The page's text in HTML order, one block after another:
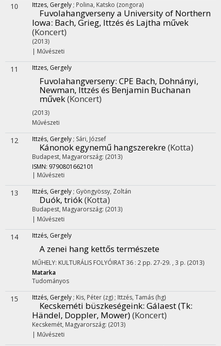
10 Ittzes, Gergely ; Polina, Katsko (zongora)
Fuvolahangverseny a University of Northern
Iowa: Bach, Grieg, Ittzés és Lajtha művek
(Koncert)
(2013)
| Művészeti
11 Ittzes, Gergely
Fuvolahangverseny: CPE Bach, Dohnányi,
Newman, Ittzés és Benjamin Buchanan
művek(Koncert)
(2013)
Művészeti
12 Ittzés, Gergely ; Sári, József
Kánonok egynemű hangszerekre(Kotta)
Budapest, Magyarország: (2013)
ISMN: 9790801662101
| Művészeti
13 Ittzés, Gergely ; Gyöngyössy, Zoltán
Duók, triók(Kotta)
Budapest, Magyarország: (2013)
| Művészeti
14 Ittzés, Gergely
A zenei hang kettős természete
MŰHELY: KULTURÁLIS FOLYÓIRAT36 : 2 pp. 27-29. , 3 p. (2013)
Matarka
Tudományos
15 Ittzés, Gergely ; Kis, Péter (zg) ; Ittzés, Tamás (hg)
Kecskeméti büszkeségeink: Gálaest (Tk:
Händel, Doppler, Mower)(Koncert)
Kecskemét, Magyarország: (2013)
| Művészeti